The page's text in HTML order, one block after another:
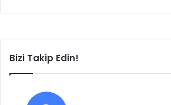
Bizi Takip Edin!